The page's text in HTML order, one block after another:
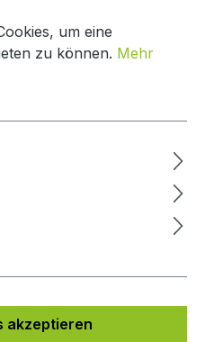
um eine
zu können. Mehr
akzeptieren